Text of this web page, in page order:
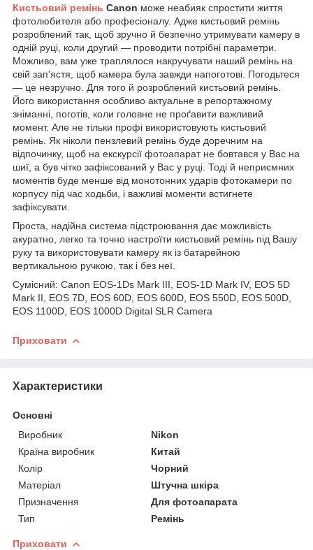
Кистьовий ремінь Canon може неабияк спростити життя
фотолюбителя або професіоналу. Адже кистьовий ремінь
розроблений так, щоб зручно й безпечно утримувати камеру в
одній руці, коли другий — проводити потрібні параметри.
Можливо, вам уже траплялося накручувати наший ремінь на
свій зап'ястя, щоб камера була завжди напоготові. Погодьтеся
— це незручно. Для того й розроблений кистьовий ремінь.
Його використання особливо актуальне в репортажному
зніманні, поготів, коли головне не проґавити важливий
момент. Але не тільки профі використовують кистьовий
ремінь. Як ніколи пензлевий ремінь буде доречним на
відпочинку, щоб на екскурсії фотоапарат не бовтався у Вас на
шиї, а був чітко зафіксований у Вас у руці. Тоді й неприємних
моментів буде менше від монотонних ударів фотокамери по
корпусу під час ходьби, і важливі моменти встигнете
зафіксувати.
Проста, надійна система підстроювання дає можливість
акуратно, легко та точно настроїти кистьовий ремінь під Вашу
руку та використовувати камеру як із батарейною
вертикальною ручкою, так і без неї.
Сумісний: Canon EOS-1Ds Mark III, EOS-1D Mark IV, EOS 5D
Mark II, EOS 7D, EOS 60D, EOS 600D, EOS 550D, EOS 500D,
EOS 1100D, EOS 1000D Digital SLR Camera
Приховати
Характеристики
Основні
Виробник
Nikon
Країна виробник
Китай
Колір
Чорний
Матеріал
Штучна шкіра
Призначення
Для фотоапарата
Тип
Ремінь
Приховати